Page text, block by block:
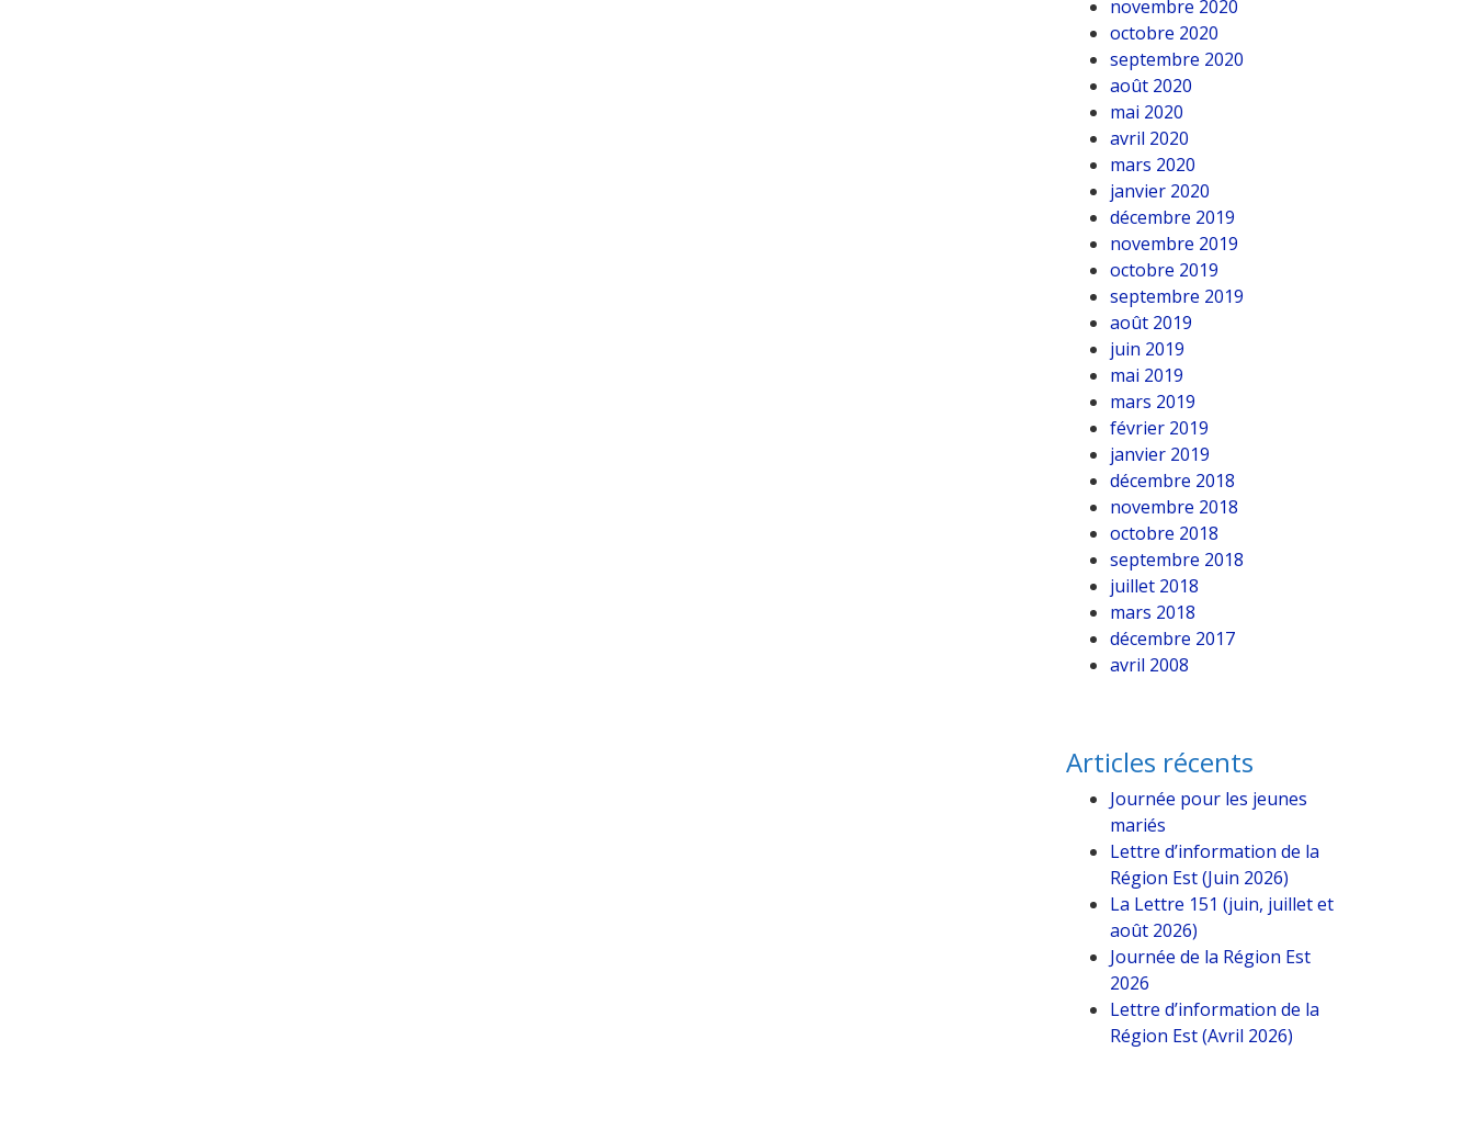
novembre 2020
octobre 2020
septembre 2020
août 2020
mai 2020
avril 2020
mars 2020
janvier 2020
décembre 2019
novembre 2019
octobre 2019
septembre 2019
août 2019
juin 2019
mai 2019
mars 2019
février 2019
janvier 2019
décembre 2018
novembre 2018
octobre 2018
septembre 2018
juillet 2018
mars 2018
décembre 2017
avril 2008
Articles récents
Journée pour les jeunes
mariés
Lettre d’information de la
Région Est (Juin 2026)
La Lettre 151 (juin, juillet et
août 2026)
Journée de la Région Est
2026
Lettre d’information de la
Région Est (Avril 2026)